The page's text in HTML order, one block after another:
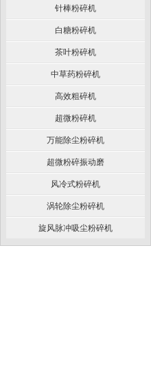
针棒粉碎机
白糖粉碎机
茶叶粉碎机
中草药粉碎机
高效粗碎机
超微粉碎机
万能除尘粉碎机
超微粉碎振动磨
风冷式粉碎机
涡轮除尘粉碎机
旋风脉冲吸尘粉碎机